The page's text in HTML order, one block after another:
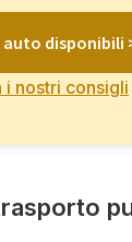
auto disponibili
i nostri consigli